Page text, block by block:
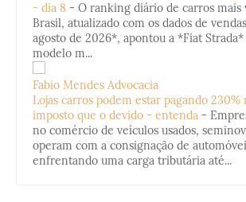
- dia 8 - O ranking diário de carros mais
Brasil, atualizado com os dados de
agosto de 2026*, apontou a *Fiat
modelo m...
Fabio Mendes Advocacia
Lojas carros podem estar pagando 230%
imposto que o devido - entenda -
no comércio de veículos usados,
operam com a consignação de
enfrentando uma carga tributária até...